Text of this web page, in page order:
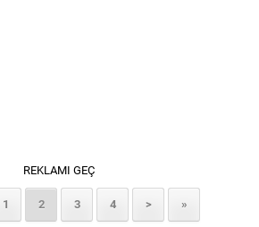
REKLAMI GEÇ
1 2 3 4 > »